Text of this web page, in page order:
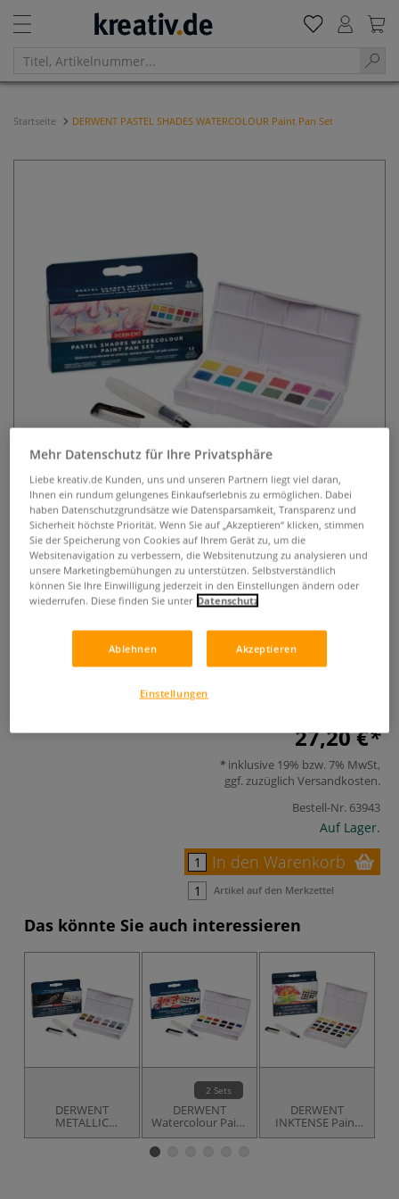
Startseite DERWENT PASTEL SHADES WATERCOLOUR Paint Pan Set
DERWENT PASTEL SHADES
WATERCOLOUR Paint Pan Set
Aquarellfarbenset mit 12 zarten Pastelltönen. Transparente
bis deckende Farbwiedergabe mit mattem Finish. Ideal für
kreative Outdoor-Projekte.
Mehr
27,20 €
inklusive 19% bzw. 7% MwSt,
ggf. zuzüglich Versandkosten.
Bestell-Nr. 63943
Auf Lager.
In den Warenkorb
Artikel auf den Merkzettel
Das könnte Sie auch interessieren
DERWENT
METALLIC
WATERCOLOUR
2 Sets
DERWENT
Watercolour Paint
Pan Sets
DERWENT
INKTENSE Paint
Pan Set 24
Mehr Datenschutz für Ihre Privatsphäre
Liebe kreativ.de Kunden, uns und unseren Partnern liegt viel daran,
Ihnen ein rundum gelungenes Einkaufserlebnis zu ermöglichen. Dabei
haben Datenschutzgrundsätze wie Datensparsamkeit, Transparenz und
Sicherheit höchste Priorität. Wenn Sie auf „Akzeptieren“ klicken, stimmen
Sie der Speicherung von Cookies auf Ihrem Gerät zu, um die
Websitenavigation zu verbessern, die Websitenutzung zu analysieren und
unsere Marketingbemühungen zu unterstützen. Selbstverständlich
können Sie Ihre Einwilligung jederzeit in den Einstellungen ändern oder
wiederrufen. Diese finden Sie unter Datenschutz
Ablehnen Akzeptieren
Einstellungen